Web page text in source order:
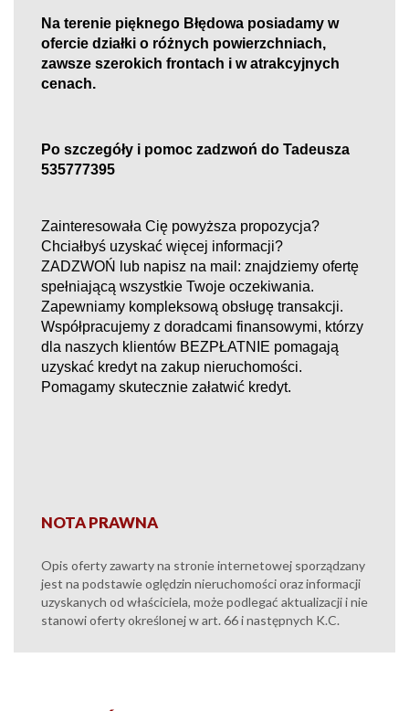
Na terenie pięknego Błędowa posiadamy w
ofercie działki o różnych powierzchniach,
zawsze szerokich frontach i watrakcyjnych
cenach.
Po szczegóły i pomoc zadzwoń do Tadeusza
535777395
Zainteresowała Cię powyższa propozycja?
Chciałbyś uzyskać więcej informacji?
ZADZWOŃ lub napisz na mail: znajdziemy ofertę
spełniającą wszystkie Twoje oczekiwania.
Zapewniamy kompleksową obsługę transakcji.
Współpracujemy z doradcami finansowymi, którzy
dla naszych klientów BEZPŁATNIE pomagają
uzyskać kredyt na zakup nieruchomości.
Pomagamy skutecznie załatwić kredyt.
NOTA PRAWNA
Opis oferty zawarty na stronie internetowej sporządzany
jest na podstawie oględzin nieruchomości oraz informacji
uzyskanych od właściciela, może podlegać aktualizacji i nie
stanowi oferty określonej w art. 66 i następnych K.C.